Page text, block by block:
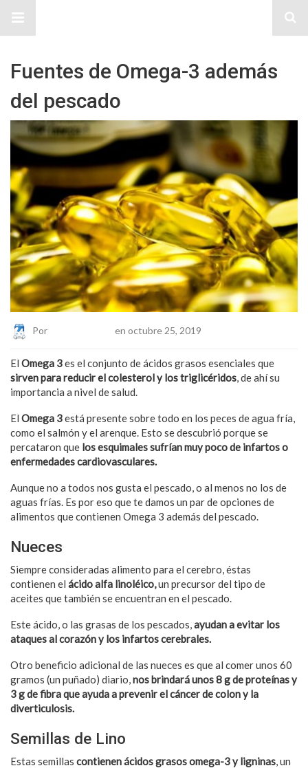
Fuentes de Omega-3 además
del pescado
Por en octubre 25, 2019
El Omega 3es el conjunto de ácidos grasos esenciales que
sirven para reducir el colesterol y los triglicéridos, de ahí su
importancia a nivel de salud.
El Omega 3está presente sobre todo en los peces de agua fría,
como el salmón y el arenque. Esto se descubrió porque se
percataron que los esquimales sufrían muy poco de infartos o
enfermedades cardiovasculares.
Aunque no a todos nos gusta el pescado, o al menos no los de
aguas frías. Es por eso que te damos un par de opciones de
alimentos que contienen Omega 3 además del pescado.
Nueces
Siempre consideradas alimento para el cerebro, éstas
contienen el ácido alfa linoléico,un precursor del tipo de
aceites que también se encuentran en el pescado.
Este ácido, o las grasas de los pescados,ayudan a evitar los
ataques al corazón y los infartos cerebrales.
Otro beneficio adicional de las nueces es que al comer unos 60
gramos (un puñado) diario,nos brindará unos 8 g de proteínas y
3 g de fibra que ayuda a prevenir el cáncer de colon y la
diverticulosis.
Semillas de Lino
Estas semillas contienen ácidos grasos omega-3 y ligninas, un